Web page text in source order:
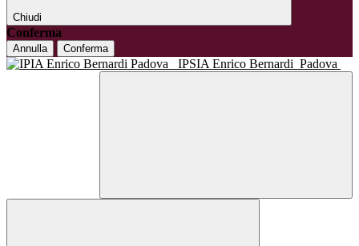
Chiudi
Conferma
Annulla Conferma
IPSIA Enrico Bernardi Padova